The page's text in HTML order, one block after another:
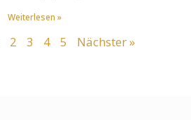
Weiterlesen »
2 3 4 5 Nächster »